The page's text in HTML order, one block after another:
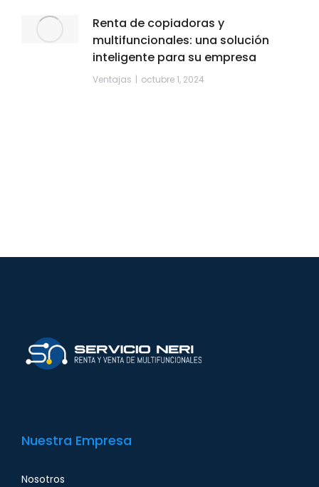
Renta de copiadoras y
multifuncionales: una solución
inteligente para su empresa
Ventajas octubre 1, 2024
Nuestra Empresa
Nosotros